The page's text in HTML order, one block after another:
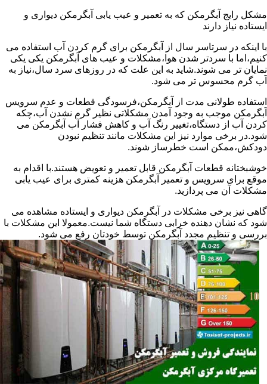
مشکل رایج آبگرمکن که به تعمیر و عیب یابی آبگرمکن دیواری و
ایستاده نیاز دارند
با اینکه در سرتاسر سال از آبگرمکن برای گرم کردن آب استفاده می
کنیم،اما با سردتر شدن هوا،مشکلات و عیب های آبگرمکن یکی یکی
نمایان تر می شوند.شاید به این علت که در روزهای سرد سال،نیاز به
آب گرم محسوس تر می شود.
استفاده طولانی مدت از آبگرمکن،فرسودگی قطعات و عدم سرویس
آبگرمکن موجب به وجود آمدن مشکلاتی نظیر گرم نشدن آب،چکه
کردن آب از دستگاه،تغییر رنگ آب و کاهش فشار آب آبگرمکن می
شود.در برخی موارد نیز این مشکلات مانند تنظیم نبودن
دودکش،ممکن است خطرساز شوند.
خوشبختانه قطعات آبگرمکن قابل تعمیر و تعویض هستند.با اقدام به
موقع برای سرویس و تعمیر آبگرمکن هزینه کمتری برای عیب یابی
مشکلات آن می پردازید.
گاهی نیز برخی مشکلات در آبگرمکن دیواری و ایستاده مشاهده می
شود که نشان دهنده خرابی دستگاه شما نیست.معمولا این مشکلات با
بررسی و تنظیم مجدد آبگرمکن توسط خودتان رفع می شود.